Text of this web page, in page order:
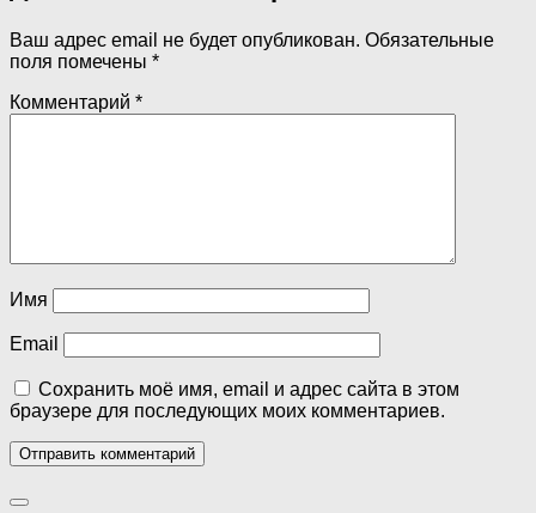
Ваш адрес email не будет опубликован. Обязательные
поля помечены *
Комментарий *
Имя
Email
Сохранить моё имя, email и адрес сайта в этом
браузере для последующих моих комментариев.